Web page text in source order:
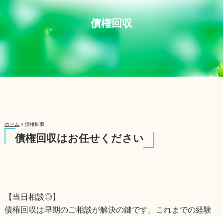
債権回収
ホーム » 債権回収
債権回収はお任せください
【当日相談◎】
債権回収は早期のご相談が解決の鍵です。これまでの経験